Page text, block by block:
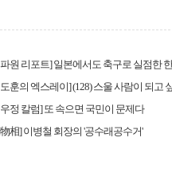
원 리포트] 일본에서도 축구로 실점한
훈의 엑스레이] (128) 스울 사람이 되고
정 칼럼] 또 속으면 국민이 문제다
相] 이병철 회장의 '공수래공수거'